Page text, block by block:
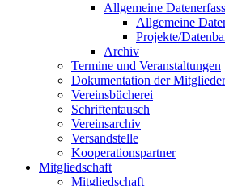
Allgemeine
Allgemeine
Projekte/
Archiv
Termine und Veranstaltungen
Dokumentation der
Vereinsbücherei
Schriftentausch
Vereinsarchiv
Versandstelle
Kooperationspartner
Mitgliedschaft
Mitgliedschaft